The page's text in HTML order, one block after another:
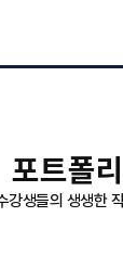
포트폴
강생들의 생생한